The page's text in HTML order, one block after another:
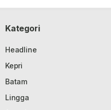
Kategori
Headline
Kepri
Batam
Lingga